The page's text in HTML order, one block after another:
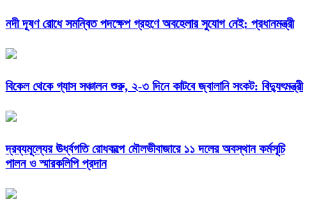
নদী দূষণ রোধে সমন্বিত পদক্ষেপ গ্রহণে অবহেলার সুযোগ নেই: প্রধানমন্ত্রী
বিকেল থেকে গ্যাস সঞ্চালন শুরু, ২-৩ দিনে কাটবে জ্বালানি সংকট: বিদ্যুৎমন্ত্রী
দ্রব্যমূল্যের ঊর্ধ্বগতি রোধকল্পে মৌলভীবাজারে ১১ দলের অবস্থান কর্মসূচি
পালন ও স্মারকলিপি প্রদান